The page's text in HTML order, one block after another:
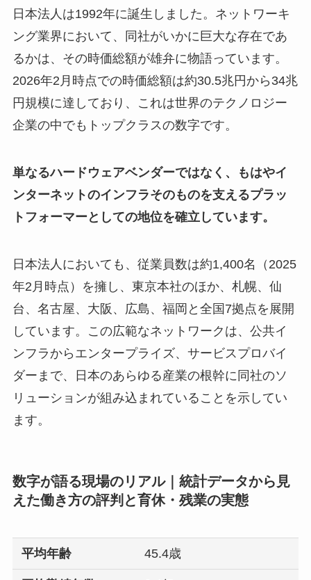
日本法人は1992年に誕生しました。ネットワーキ
ング業界において、同社がいかに巨大な存在であ
るかは、その時価総額が雄弁に物語っています。
2026年2月時点での時価総額は約30.5兆円から34兆
円規模に達しており、これは世界のテクノロジー
企業の中でもトップクラスの数字です。
単なるハードウェアベンダーではなく、もはやイ
ンターネットのインフラそのものを支えるプラッ
トフォーマーとしての地位を確立しています。
日本法人においても、従業員数は約1,400名（2025
年2月時点）を擁し、東京本社のほか、札幌、仙
台、名古屋、大阪、広島、福岡と全国7拠点を展開
しています。この広範なネットワークは、公共イ
ンフラからエンタープライズ、サービスプロバイ
ダーまで、日本のあらゆる産業の根幹に同社のソ
リューションが組み込まれていることを示してい
ます。
数字が語る現場のリアル｜統計データから見
えた働き方の評判と育休・残業の実態
平均年齢 45.4歳